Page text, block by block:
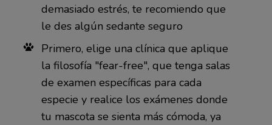
demasiado estrés, te recomiendo que
le des algún sedante seguro
Primero, elige una clínica que aplique
la filosofía "fear-free", que tenga salas
de examen específicas para cada
especie y realice los exámenes donde
tu mascota se sienta más cómoda, ya